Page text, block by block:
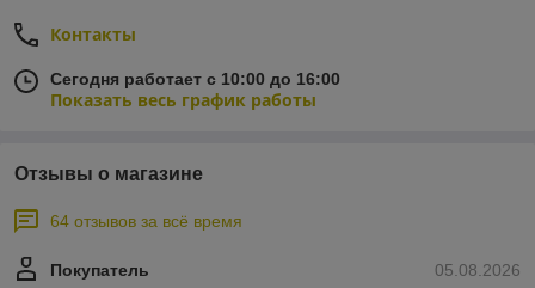
Контакты
Сегодня работает с 10:00 до 16:00
Показать весь график работы
Отзывы о магазине
64 отзывов за всё время
05.08.2026
Покупатель